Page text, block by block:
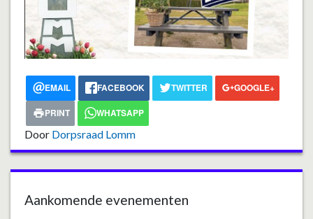
EMAIL FACEBOOK TWITTER
GOOGLE+
PRINT
WHATSAPP
Door Dorpsraad Lomm
Aankomende evenementen